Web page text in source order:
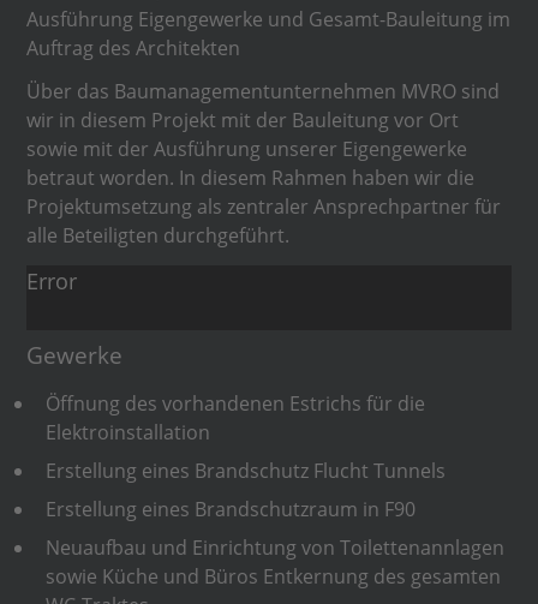
Ausführung Eigengewerke und Gesamt-Bauleitung im
Auftrag des Architekten
Über das Baumanagementunternehmen MVRO sind
wir in diesem Projekt mit der Bauleitung vor Ort
sowie mit der Ausführung unserer Eigengewerke
betraut worden. In diesem Rahmen haben wir die
Projektumsetzung als zentraler Ansprechpartner für
alle Beteiligten durchgeführt.
Error
Gewerke
Öffnung des vorhandenen Estrichs für die
Elektroinstallation
Erstellung eines Brandschutz Flucht Tunnels
Erstellung eines Brandschutzraum in F90
Neuaufbau und Einrichtung von Toilettenannlagen
sowie Küche und Büros Entkernung des gesamten